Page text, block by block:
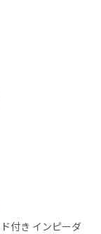
付き インピーダ